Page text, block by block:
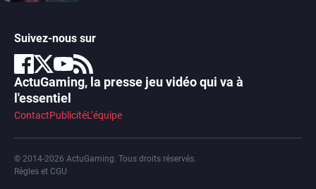
Suivez-nous sur
ActuGaming, la presse jeu vidéo qui va à
l'essentiel
ContactPublicitéL’équipe
© 2014-2026 ActuGaming. Tous droits réservés.
Règles et CGU